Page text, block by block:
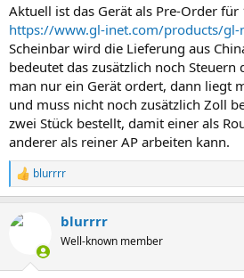
Aktuell ist das Gerät als Pre-Order
https://www.gl-inet.com/products/
Scheinbar wird die Lieferung aus
bedeutet das zusätzlich noch Steuern
man nur ein Gerät ordert, dann liegt
und muss nicht noch zusätzlich Zoll
zwei Stück bestellt, damit einer als
anderer als reiner AP arbeiten kann.
R
e
k
blurrrr
blurrrr
Well-known member